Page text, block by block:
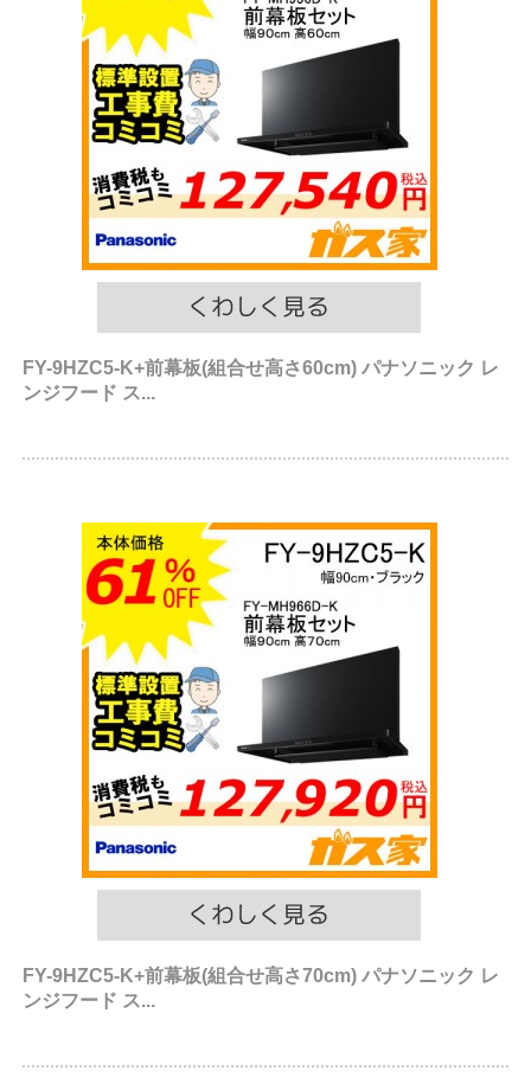
FY-9HZC5-K+前幕板(組合せ高さ60cm) パナソニック レ
ンジフード ス...
FY-9HZC5-K+前幕板(組合せ高さ70cm) パナソニック レ
ンジフード ス...